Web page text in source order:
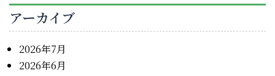
アーカイブ
2026年7月
2026年6月